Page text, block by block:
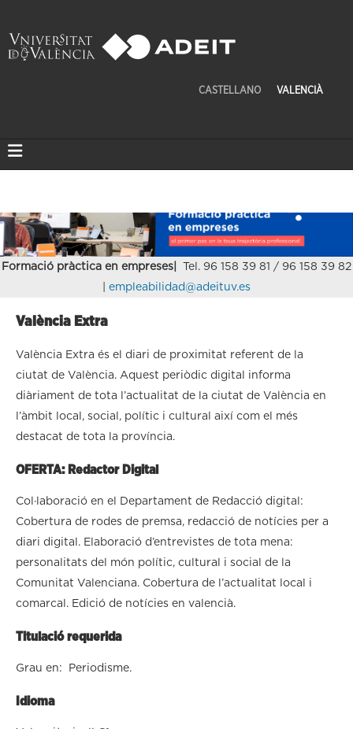
CASTELLANO VALENCIÀ
Formació pràctica en empreses|
Tel. 96 158 39 81 / 96 158 39 82
empleabilidad@adeituv.es
València Extra
València Extra és el diari de proximitat referent de la
ciutat de València. Aquest periòdic digital informa
diàriament de tota l’actualitat de la ciutat de València en
l’àmbit local, social, polític i cultural així com el més
destacat de tota la província.
OFERTA: Redactor Digital
Col·laboració en el Departament de Redacció digital:
Cobertura de rodes de premsa, redacció de notícies per a
diari digital. Elaboració d’entrevistes de tota mena:
personalitats del món polític, cultural i social de la
Comunitat Valenciana. Cobertura de l’actualitat local i
comarcal. Edició de notícies en valencià.
Titulació requerida
Grau en: Periodisme.
Idioma